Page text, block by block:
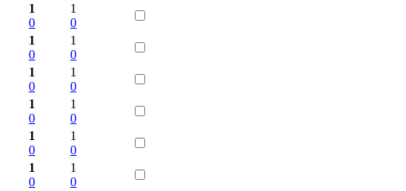
1
0
1
0
1
0
1
0
1
0
1
0
1
0
1
0
1
0
1
0
1
0
1
0